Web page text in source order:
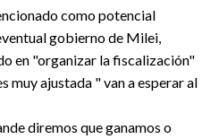
como potencial
gobierno de Milei,
en "organizar la fiscalización"
muy ajustada " van a esperar al
diremos que ganamos o